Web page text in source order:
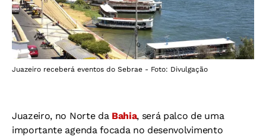
Juazeiro receberá eventos do Sebrae - Foto: Divulgação
Juazeiro, no Norte da Bahia, será palco de uma
importante agenda focada no desenvolvimento